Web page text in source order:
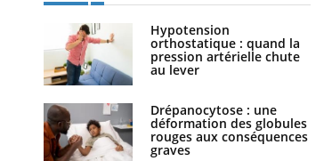
vacances ? Hypotension
orthostatique : quand la
pression artérielle chute
au lever
Drépanocytose : une
déformation des globules
rouges aux conséquences
graves